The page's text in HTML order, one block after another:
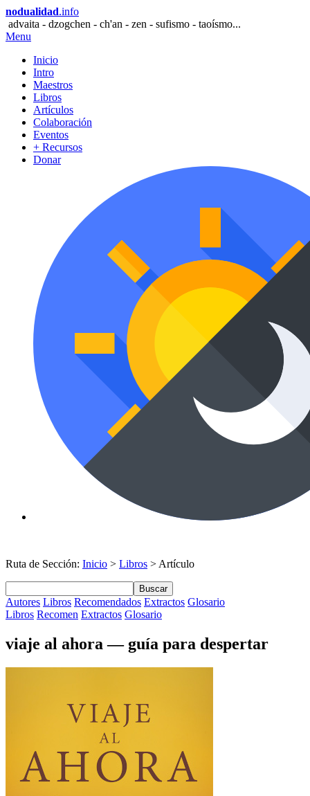
nodualidad.info
advaita - dzogchen - ch'an - zen - sufismo - taoísmo...
Menu
Inicio
Intro
Maestros
Libros
Artículos
Colaboración
Eventos
+ Recursos
Donar
Ruta de Sección: Inicio > Libros > Artículo
Buscar
Autores Libros Recomendados Extractos Glosario
Libros Recomen Extractos Glosario
viaje al ahora― guía para despertar